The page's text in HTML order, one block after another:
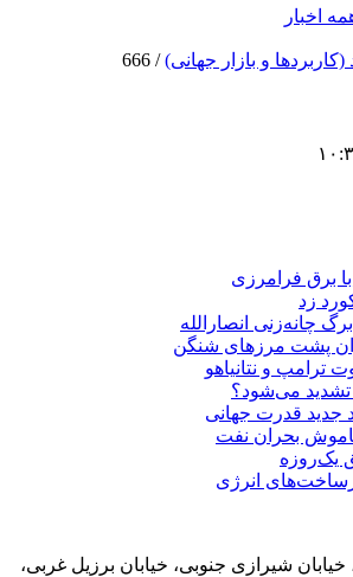
اخبار
(کاربردها و بازار جهانی)/
666
برق فرامرزی
زد
چانه‌زنی انصارالله
پشت مرزهای شنگن
ترامپ و نتانیاهو
تشدید می‌شود؟
جدید قدرت جهانی
بحران نفت
یک‌روزه
انرژی
خیابان شیرازی جنوبی، خیابان برزیل غربی،